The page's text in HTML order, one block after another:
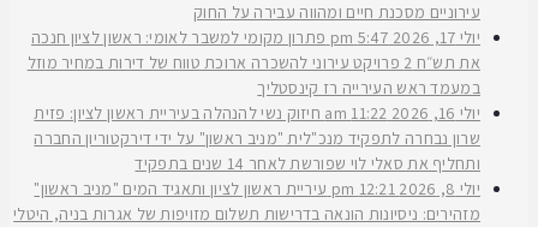
עירוניים מסכנת חיים ומהווה עבירה על החוק
יולי 17, 2026
5:47 pm
פתרון מקומי למשבר לאומי: ראשון לציון חנכה
את תש״ח 2 פרויקט עירוני להשכרה ארוכת טווח של דירות במחיר מוזל
במעמד ראש העירייה רז קינסטליך
יולי 16, 2026
11:22 am
חיזוק נשי להנהלה בעיריית ראשון לציון: פזית
שרון נבחרה לתפקיד מנכ"לית "מניב ראשון" על ידי דירקטוריון החברה
ותחליף את סאלי לוי שפורשת לאחר 14 שנים בתפקיד
יולי 8, 2026
12:21 pm
עיריית ראשון לציון ותאגיד המים "מניב ראשון"
מזהירים: ניסיונות הונאה בדרישות תשלום מזויפות של אגרות בניה, היטלי